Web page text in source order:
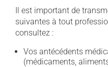
Il est important de
suivantes à tout
consultez :
Vos antécédents
(médicaments,